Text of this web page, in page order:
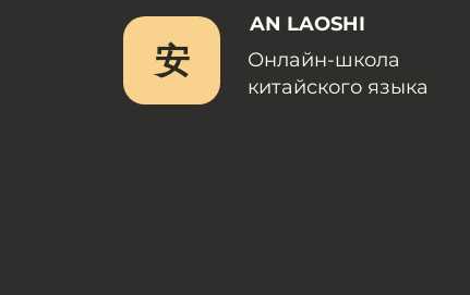
安
AN LAOSHI
Онлайн-школа
китайского языка